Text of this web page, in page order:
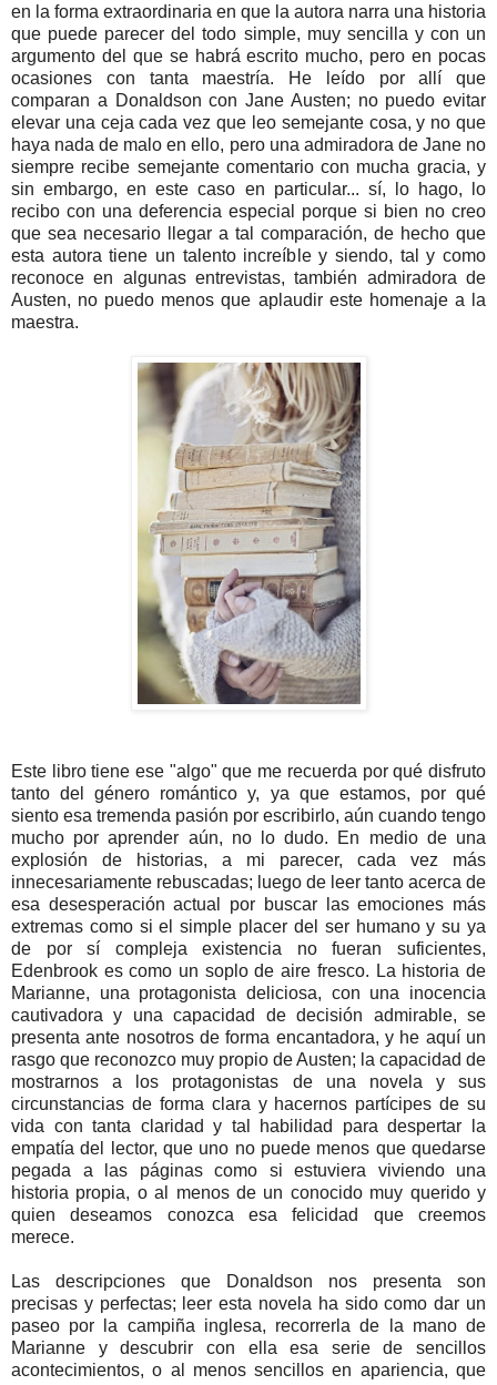
en la forma extraordinaria en que la autora narra una historia
que puede parecer del todo simple, muy sencilla y con un
argumento del que se habrá escrito mucho, pero en pocas
ocasiones con tanta maestría. He leído por allí que
comparan a Donaldson con Jane Austen; no puedo evitar
elevar una ceja cada vez que leo semejante cosa, y no que
haya nada de malo en ello, pero una admiradora de Jane no
siempre recibe semejante comentario con mucha gracia, y
sin embargo, en este caso en particular... sí, lo hago, lo
recibo con una deferencia especial porque si bien no creo
que sea necesario llegar a tal comparación, de hecho que
esta autora tiene un talento increíble y siendo, tal y como
reconoce en algunas entrevistas, también admiradora de
Austen, no puedo menos que aplaudir este homenaje a la
maestra.
Este libro tiene ese "algo" que me recuerda por qué disfruto
tanto del género romántico y, ya que estamos, por qué
siento esa tremenda pasión por escribirlo, aún cuando tengo
mucho por aprender aún, no lo dudo. En medio de una
explosión de historias, a mi parecer, cada vez más
innecesariamente rebuscadas; luego de leer tanto acerca de
esa desesperación actual por buscar las emociones más
extremas como si el simple placer del ser humano y su ya
de por sí compleja existencia no fueran suficientes,
Edenbrook es como un soplo de aire fresco. La historia de
Marianne, una protagonista deliciosa, con una inocencia
cautivadora y una capacidad de decisión admirable, se
presenta ante nosotros de forma encantadora, y he aquí un
rasgo que reconozco muy propio de Austen; la capacidad de
mostrarnos a los protagonistas de una novela y sus
circunstancias de forma clara y hacernos partícipes de su
vida con tanta claridad y tal habilidad para despertar la
empatía del lector, que uno no puede menos que quedarse
pegada a las páginas como si estuviera viviendo una
historia propia, o al menos de un conocido muy querido y
quien deseamos conozca esa felicidad que creemos
merece.
Las descripciones que Donaldson nos presenta son
precisas y perfectas; leer esta novela ha sido como dar un
paseo por la campiña inglesa, recorrerla de la mano de
Marianne y descubrir con ella esa serie de sencillos
acontecimientos, o al menos sencillos en apariencia, que